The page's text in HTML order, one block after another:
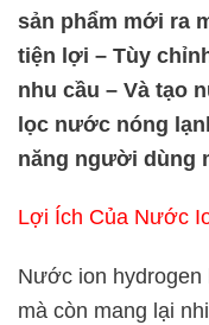
sản phẩm mới ra
tiện lợi – Tùy
nhu cầu – Và tạo
lọc nước nóng
năng người dùng
Lợi Ích Của Nước
Nước ion hydrogen
mà còn mang lại